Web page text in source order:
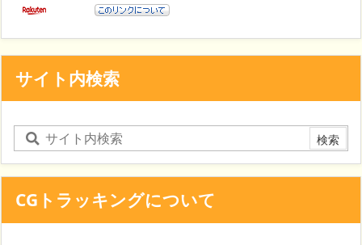
サイト内検索
CGトラッキングについて